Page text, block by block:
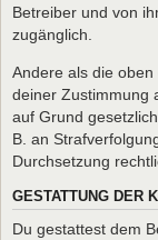
Betreiber und von
zugänglich.
Andere als die
deiner Zustimmung
auf Grund
B. an
Durchsetzung
GESTATTUNG DER
Du gestattest dem